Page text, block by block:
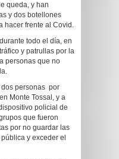
queda, y han
y dos botellones
hacer frente al Covid.
todo el día, en
y patrullas por la
personas que no
dos personas por
Monte Tossal, y a
policial de
que fueron
por no guardar las
y exceder el